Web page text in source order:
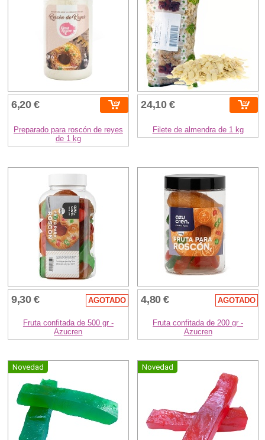
6,20 €
Preparado para roscón de reyes
de 1 kg
24,10 €
Filete de almendra de 1 kg
9,30 € AGOTADO
Fruta confitada de 500 gr -
Azucren
4,80 € AGOTADO
Fruta confitada de 200 gr -
Azucren
Novedad Novedad